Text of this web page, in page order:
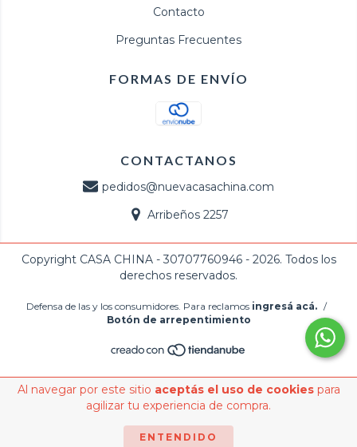
Al navegar por este sitio aceptás el uso de cookiespara
agilizar tu experiencia de compra.
ENTENDIDO
Contacto
Preguntas Frecuentes
FORMAS DE ENVÍO
CONTACTANOS
pedidos@nuevacasachina.com
Arribeños 2257
Copyright CASA CHINA - 30707760946 - 2026. Todos los
derechos reservados.
Defensa de las y los consumidores. Para reclamos ingresá acá. /
Botón de arrepentimiento